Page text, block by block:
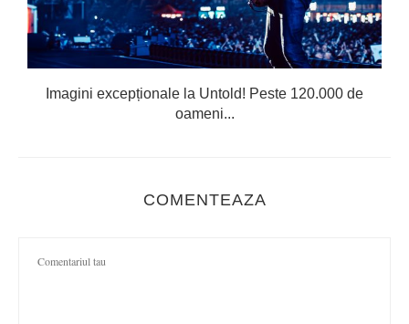
Imagini excepționale la Untold! Peste 120.000 de
oameni...
COMENTEAZA